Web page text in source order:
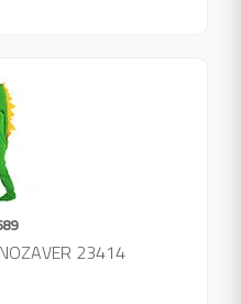
23414